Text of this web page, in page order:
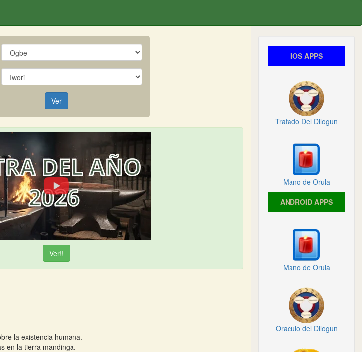
Ver
Ver!!
la existencia humana.
en la tierra mandinga.
IOS APPS
Tratado Del Dilogun
Mano de Orula
ANDROID APPS
Mano de Orula
Oraculo del Dilogun